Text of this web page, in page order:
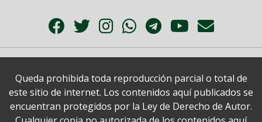
Queda prohibida toda reproducción parcial o total de
este sitio de internet. Los contenidos aquí publicados se
encuentran protegidos por la Ley de Derecho de Autor.